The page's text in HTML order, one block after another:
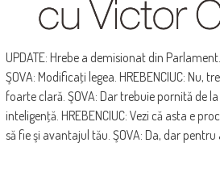
UPDATE: Hrebe a demisionat din
ŞOVA: Modificaţi legea. HREBENCIUC: Nu,
foarte clară. ŞOVA: Dar trebuie pornită de
inteligenţă. HREBENCIUC: Vezi că asta e
să fie şi avantajul tău. ŞOVA: Da, dar